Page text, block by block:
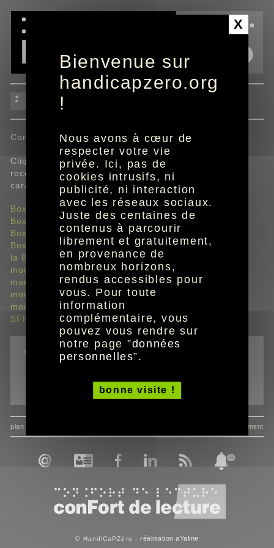
box
Consultez les documents directement en ligne.
Cliquez sur l'outil "recevoir l'édition adaptée" pour
recevoir gratuitement à domicile l'édition braille,
caractères agrandis ou audio ( CD).
Box
Box
WiFi 7
Box 7
Box plus de SFR
la Box 4K de SFR
module SFR Box 8X
mon pack SFR Box 8 ADSL
mon pack SFR Box 8 Fibre
mon pack SFR Box 8 THD
SFR Box 10+
outils
envoyer à un ami
plan du site consentement
© HandiCaPZéro -réalisation aYaline
X
Bienvenue sur
handicapzero.org
!
Nous avons à cœur de
respecter votre vie
privée. Ici, pas de
cookies intrusifs, ni
publicité, ni interaction
avec les réseaux sociaux.
Juste des centaines de
contenus à parcourir
librement et gratuitement,
en provenance de
nombreux horizons,
rendus accessibles pour
vous. Pour toute
information
complémentaire, vous
pouvez vous rendre sur
notre page ”données
personnelles”.
bonne visite !